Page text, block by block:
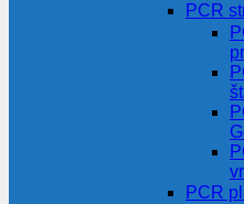
PCR
PCR